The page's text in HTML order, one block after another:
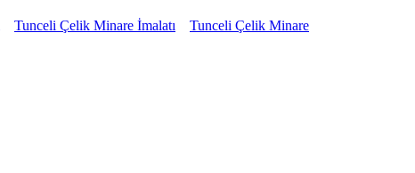
Tunceli Çelik Minare İmalatı
Tunceli Çelik Minare